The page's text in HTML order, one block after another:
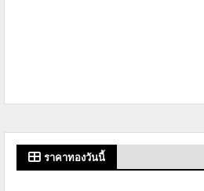
ราคาทองวันนี้